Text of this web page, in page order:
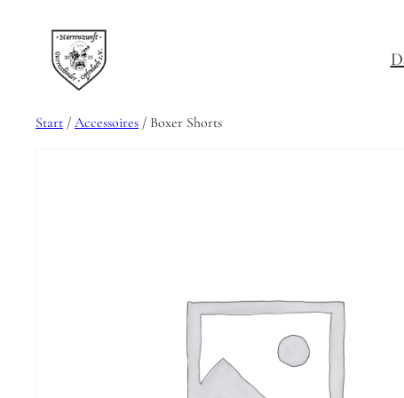
Start / Accessoires / Boxer Shorts